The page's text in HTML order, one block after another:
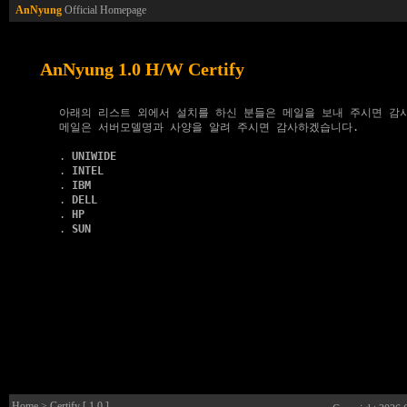
AnNyung Official Homepage
AnNyung 1.0 H/W Certify
아래의 리스트 외에서 설치를 하신 분들은 메일을 보내 주시면 감
   메일은 서버모델명과 사양을 알려 주시면 감사하겠습니다.
   .
UNIWIDE
   .
INTEL
   .
IBM
   .
DELL
   .
HP
   .
SUN